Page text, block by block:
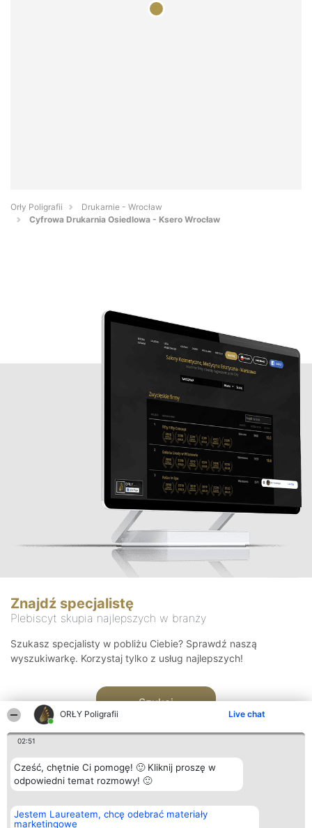
ORŁY Poligrafii Live chat
02:51
Cześć, chętnie Ci pomogę! 🙂 Kliknij proszę w
odpowiedni temat rozmowy! 🙂
Jestem Laureatem, chcę odebrać materiały
marketingowe
Orły Poligrafii
Drukarnie - Wrocław
Cyfrowa Drukarnia Osiedlowa - Ksero Wrocław
Znajdź specjalistę
Plebiscyt skupia najlepszych w branży
Szukasz specjalisty w pobliżu Ciebie? Sprawdź naszą
wyszukiwarkę. Korzystaj tylko z usług najlepszych!
Szukaj
Organizator plebiscytu
Bright Side Solutions sp. z o.
o. sp. k.
Plebiscyt
Laureaci
Kontakt
Kontakt